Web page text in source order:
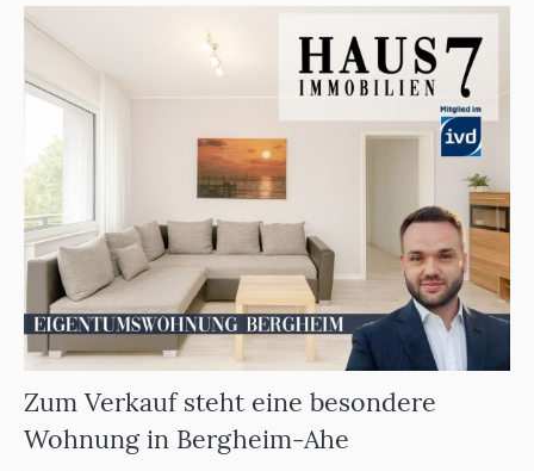
Zum Verkauf steht eine besondere
Wohnung in Bergheim-Ahe